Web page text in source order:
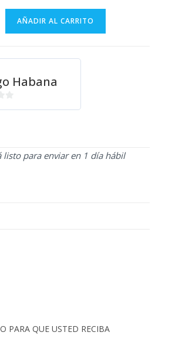
AÑADIR AL CARRITO
Habana
listo para enviar en 1 día hábil
PARA QUE USTED RECIBA